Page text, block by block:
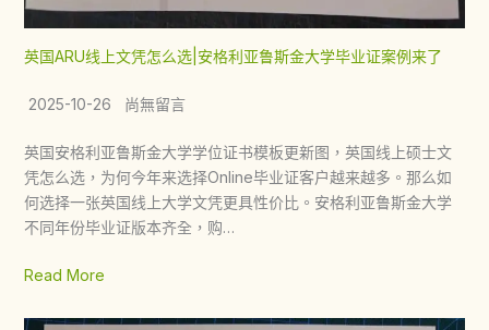
英国ARU线上文凭怎么选|安格利亚鲁斯金大学毕业证案例来了
2025-10-26 尚無留言
英国安格利亚鲁斯金大学学位证书模板更新图，英国线上硕士文
凭怎么选，为何今年来选择Online毕业证客户越来越多。那么如
何选择一张英国线上大学文凭更具性价比。安格利亚鲁斯金大学
不同年份毕业证版本齐全，购…
Read More